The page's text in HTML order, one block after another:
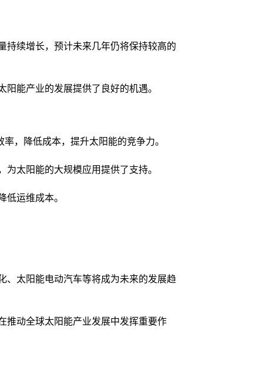
持续增长，预计未来几年仍将保持较高的
能产业的发展提供了良好的机遇。
，降低成本，提升太阳能的竞争力。
太阳能的大规模应用提供了支持。
运维成本。
、太阳能电动汽车等将成为未来的发展趋
推动全球太阳能产业发展中发挥重要作